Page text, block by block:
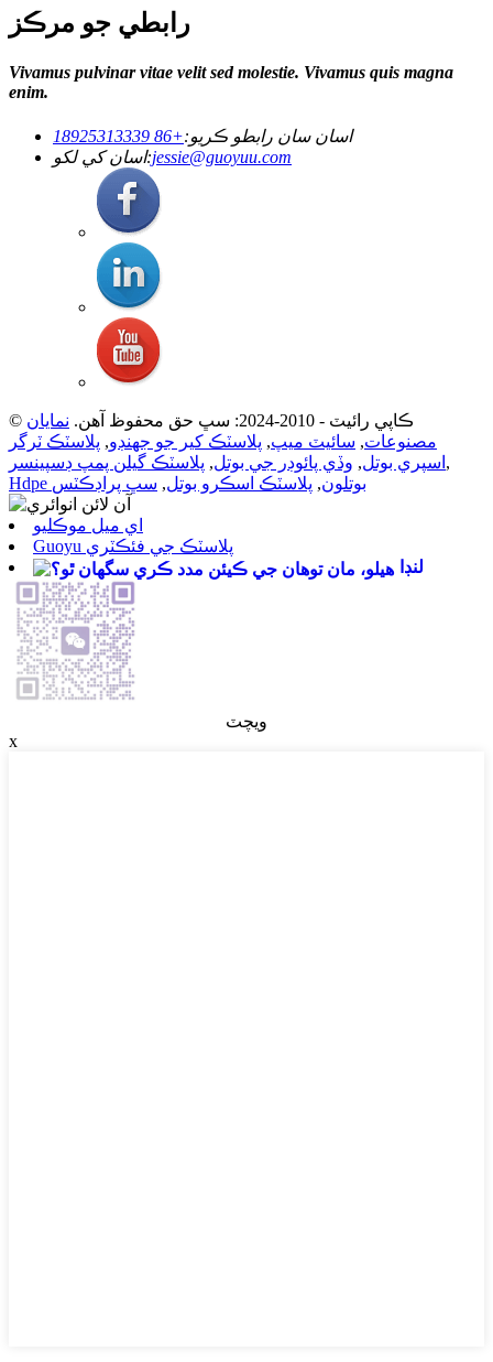
رابطي جو مرڪز
Vivamus pulvinar vitae velit sed molestie. Vivamus quis magna
enim.
اسان سان رابطو ڪريو:+86 18925313339
اسان کي لکو:jessie@guoyuu.com
© ڪاپي رائيٽ - 2010-2024: سڀ حق محفوظ آهن.
نمايان
مصنوعات, سائيٽ ميپ, پلاسٽڪ کير جو جهنڊو, پلاسٽڪ ٽرگر
اسپري بوتل, وڏي پائوڊر جي بوتل, پلاسٽڪ گيلن پمپ ڊسپينسر
,
Hdpe بوتلون, پلاسٽڪ اسڪرو بوتل, سڀ پراڊڪٽس
اي ميل موڪليو
Guoyu پلاسٽڪ جي فئڪٽري
لنڊا
ويچٽ
x